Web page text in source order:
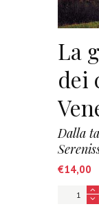
La
dei
Dalla
€14,00